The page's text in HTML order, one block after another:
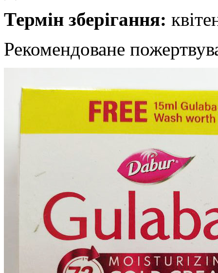
Термін зберігання:
Рекомендоване